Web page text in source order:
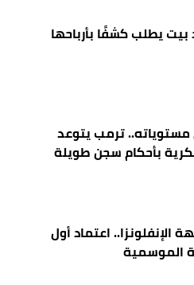
بيت يطلب كشفًا بأرباحها
مستوياته.. ترمب يتوعد
بأحكام سجن طويلة
الإنفلونزا.. اعتماد أول